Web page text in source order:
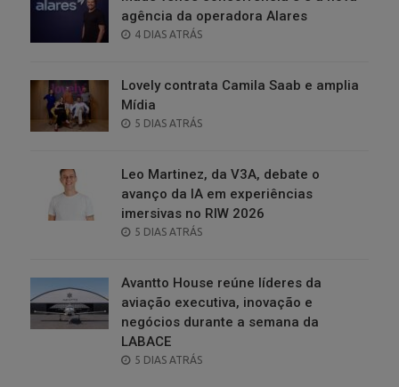
agência da operadora Alares
POSTED
4 DIAS ATRÁS
Lovely contrata Camila Saab e amplia
Mídia
POSTED
5 DIAS ATRÁS
Leo Martinez, da V3A, debate o
avanço da IA em experiências
imersivas no RIW 2026
POSTED
5 DIAS ATRÁS
Avantto House reúne líderes da
aviação executiva, inovação e
negócios durante a semana da
LABACE
POSTED
5 DIAS ATRÁS